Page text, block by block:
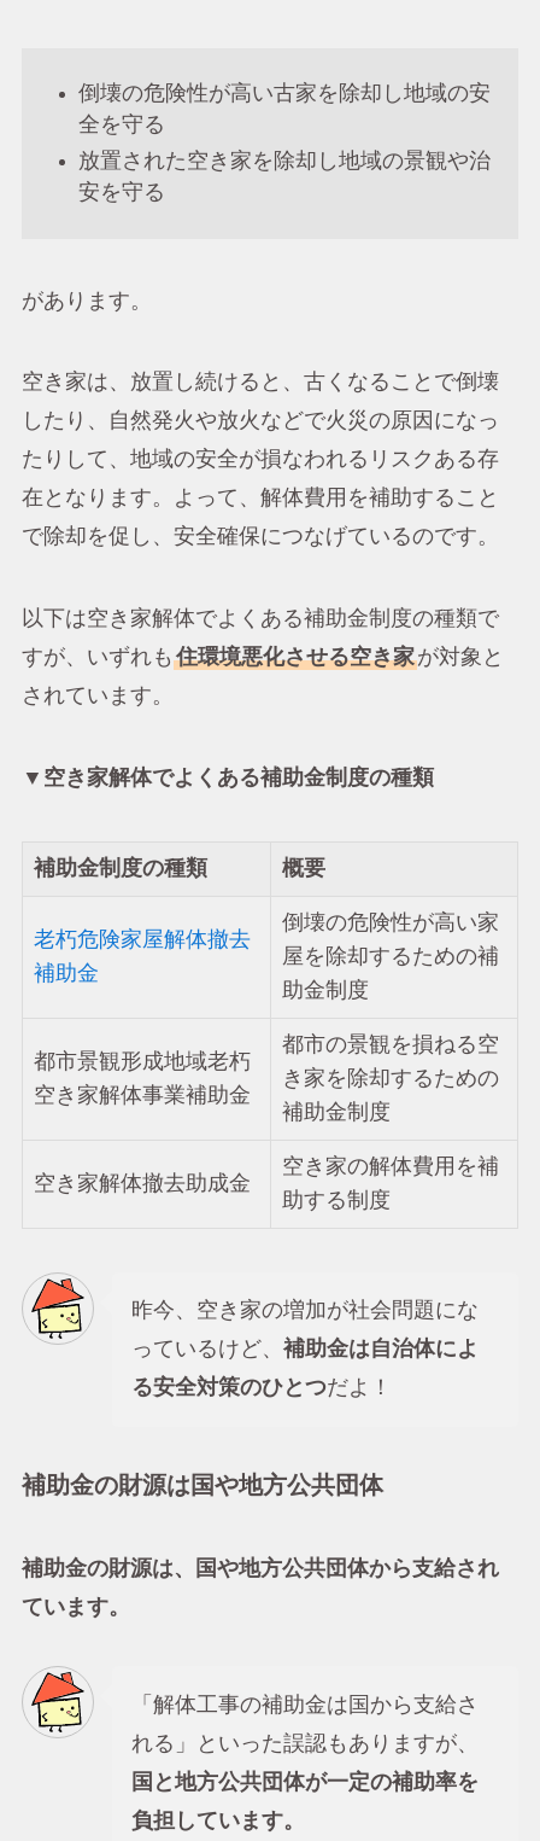
倒壊の危険性が高い古家を除却し地域の安
全を守る
放置された空き家を除却し地域の景観や治
安を守る
があります。
空き家は、放置し続けると、古くなることで倒壊
したり、自然発火や放火などで火災の原因になっ
たりして、地域の安全が損なわれるリスクある存
在となります。よって、解体費用を補助すること
で除却を促し、安全確保につなげているのです。
以下は空き家解体でよくある補助金制度の種類で
すが、いずれも 住環境悪化させる空き家が対象と
されています。
▼空き家解体でよくある補助金制度の種類
補助金制度の種類 概要
老朽危険家屋解体撤去
補助金
倒壊の危険性が高い家
屋を除却するための補
助金制度
都市景観形成地域老朽
空き家解体事業補助金
都市の景観を損ねる空
き家を除却するための
補助金制度
空き家解体撤去助成金
空き家の解体費用を補
助する制度
昨今、空き家の増加が社会問題にな
っているけど、補助金は自治体によ
る安全対策のひとつだよ！
補助金の財源は国や地方公共団体
補助金の財源は、国や地方公共団体から支給され
ています。
「解体工事の補助金は国から支給さ
れる」といった誤認もありますが、
国と地方公共団体が一定の補助率を
負担しています。